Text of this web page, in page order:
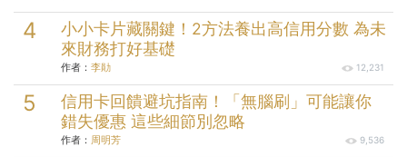
小小卡片藏關鍵！2方法養出高信用分數 為未
來財務打好基礎
作者： 李勛 12,231
信用卡回饋避坑指南！「無腦刷」可能讓你
錯失優惠 這些細節別忽略
作者： 周明芳 9,536